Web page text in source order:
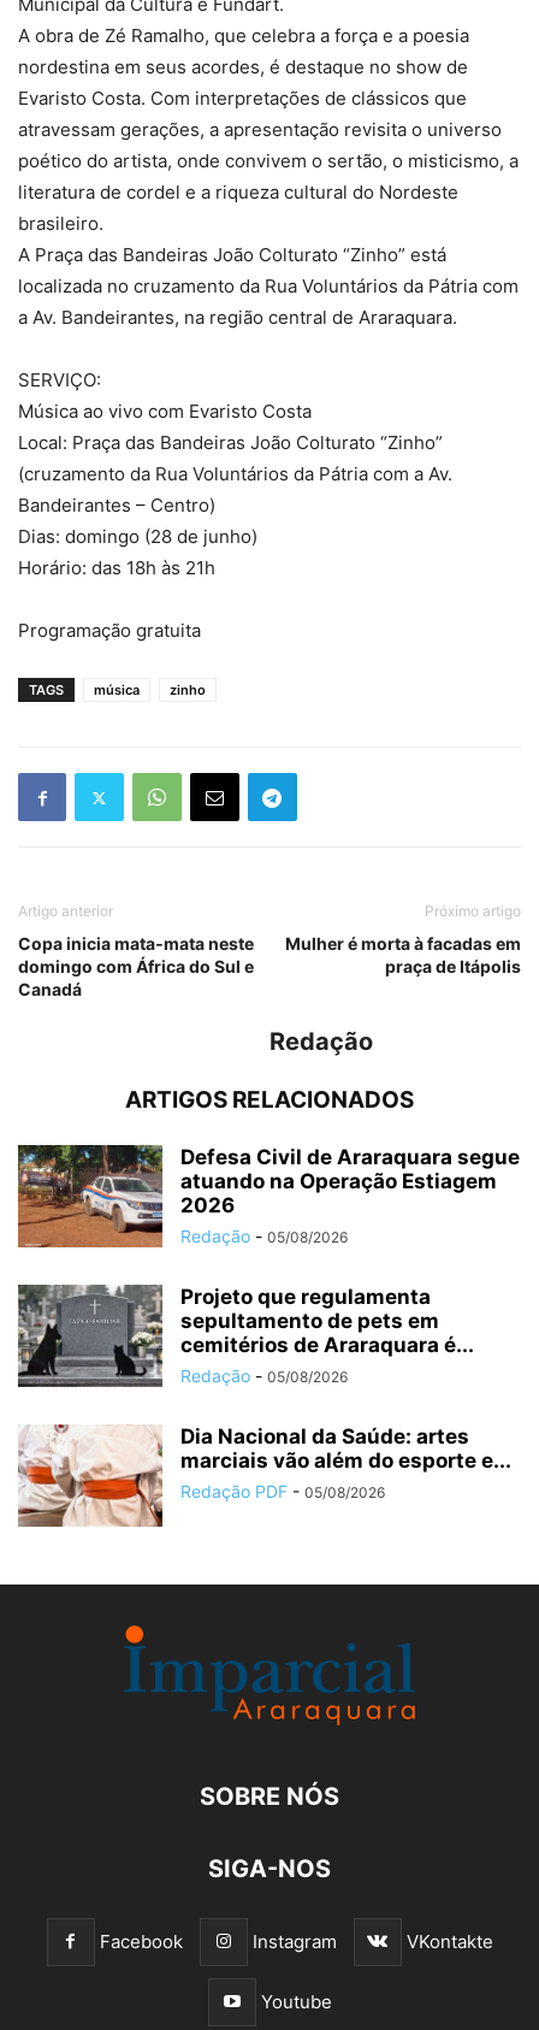
A obra de Zé Ramalho, que celebra a força e a poesia
nordestina em seus acordes, é destaque no show de
Evaristo Costa. Com interpretações de clássicos que
atravessam gerações, a apresentação revisita o universo
poético do artista, onde convivem o sertão, o misticismo, a
literatura de cordel e a riqueza cultural do Nordeste
brasileiro.
A Praça das Bandeiras João Colturato “Zinho” está
localizada no cruzamento da Rua Voluntários da Pátria com
a Av. Bandeirantes, na região central de Araraquara.
SERVIÇO:
Música ao vivo com Evaristo Costa
Local: Praça das Bandeiras João Colturato “Zinho”
(cruzamento da Rua Voluntários da Pátria com a Av.
Bandeirantes – Centro)
Dias: domingo (28 de junho)
Horário: das 18h às 21h
Programação gratuita
TAGS música zinho
Artigo anterior
Copa inicia mata‑mata neste
domingo com África do Sul e
Canadá
Próximo artigo
Mulher é morta à facadas em
praça de Itápolis
Redação
ARTIGOS RELACIONADOS
Defesa Civil de Araraquara segue
atuando na Operação Estiagem
2026
Redação - 05/08/2026
Projeto que regulamenta
sepultamento de pets em
cemitérios de Araraquara é...
Redação - 05/08/2026
Dia Nacional da Saúde: artes
marciais vão além do esporte e...
Redação PDF - 05/08/2026
SOBRE NÓS
SIGA-NOS
Facebook Instagram VKontakte
Youtube